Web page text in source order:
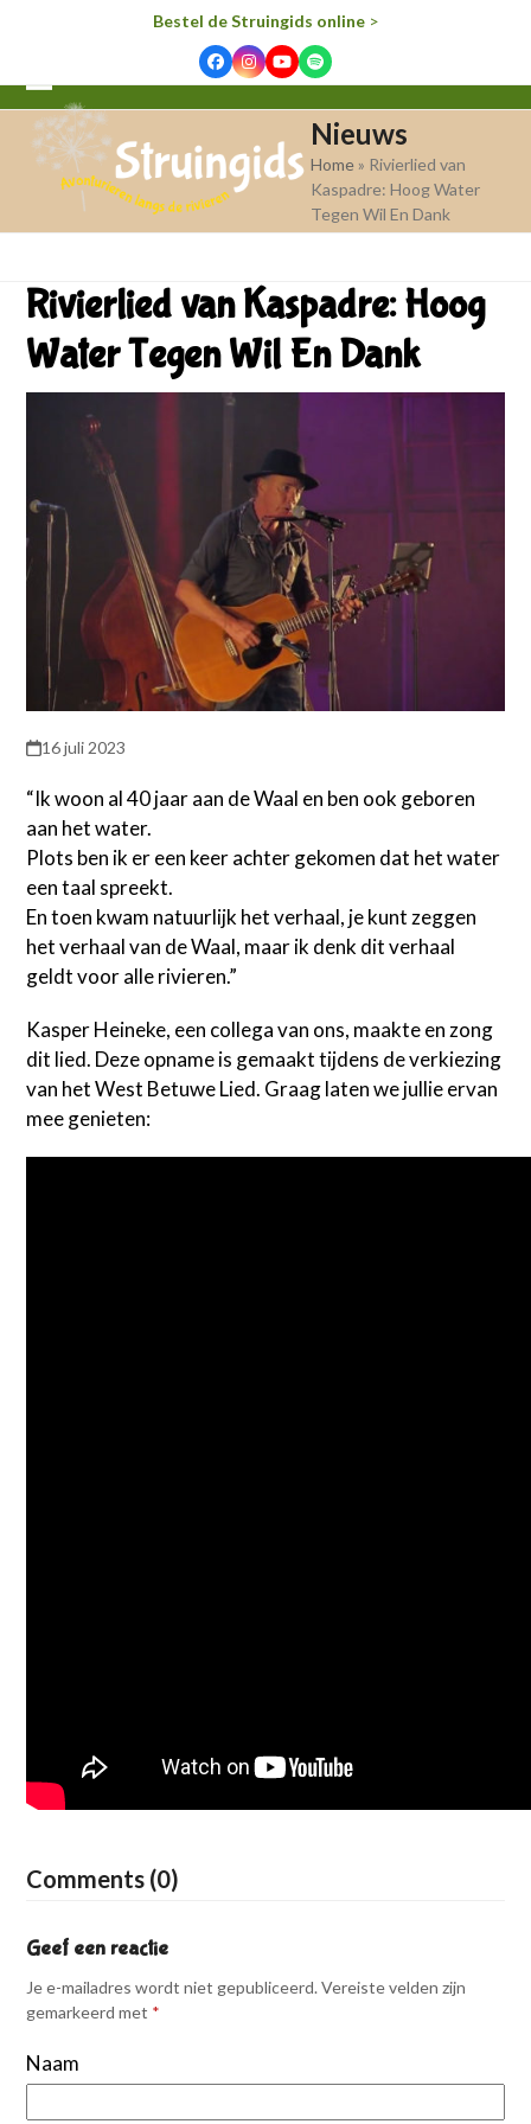
Bestel de Struingids online>
FacebookInstagram
YouTube
Spotify
Open
mobile
menu
Close
mobile
menu
Nieuws
Home » Rivierlied van
Kaspadre: Hoog Water
Tegen Wil En Dank
Rivierlied van Kaspadre: Hoog
Water Tegen Wil En Dank
16 juli 2023
“Ik woon al 40 jaar aan de Waal en ben ook geboren
aan het water.
Plots ben ik er een keer achter gekomen dat het water
een taal spreekt.
En toen kwam natuurlijk het verhaal, je kunt zeggen
het verhaal van de Waal, maar ik denk dit verhaal
geldt voor alle rivieren.”
Kasper Heineke, een collega van ons, maakte en zong
dit lied. Deze opname is gemaakt tijdens de verkiezing
van het West Betuwe Lied. Graag laten we jullie ervan
mee genieten:
Comments (0)
Geef een reactie
Je e-mailadres wordt niet gepubliceerd. Vereiste velden zijn
gemarkeerd met *
Naam